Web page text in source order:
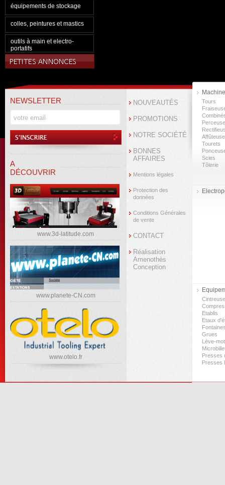
équipements de stockage
colles, peintures et mastics
outils à main et electro-
portatifs
NEWSLETTER
A
DÉCOUVRIR
www.3d-latitude.com
www.planete-CN.com
www.otelo.fr
NOUVEAUTÉS
PROMOTIONS
NOTRE SOCIÉTÉ
BONNES
AFFAIRES
Mentions légales
Protection des
données
Conditions Générales
de vente
CONTACT
Réalisation
Amenothès
Conception
Tours
Tourets
Scies
Tôlerie
Etablis
Etaux
Grues
Lève-
Presses
Presses